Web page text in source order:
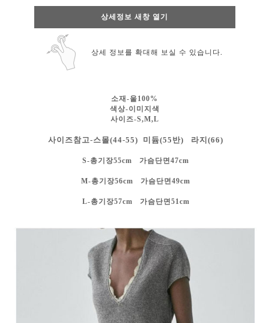
상세정보 새창 열기
상세 정보를 확대해 보실 수 있습니다.
소재-울100%
색상-이미지색
사이즈-S,M,L
사이즈참고-스몰(44-55) 미듐(55반) 라지(66)
S-총기장55cm 가슴단면47cm
M-총기장56cm 가슴단면49cm
L-총기장57cm 가슴단면51cm